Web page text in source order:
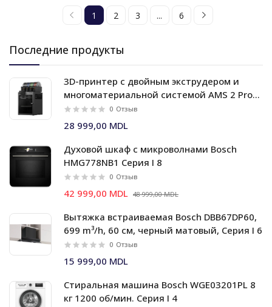
Последние продукты
3D-принтер с двойным экструдером и
многоматериальной системой AMS 2 Pro
Bambu Lab X2D Combo
0 Отзыв
28 999,00 MDL
Духовой шкаф c микроволнами Bosch
HMG778NB1 Серия I 8
0 Отзыв
42 999,00 MDL 48 999,00 MDL
Вытяжка встраиваемая Bosch DBB67DP60,
699 m³/h, 60 см, черный матовый, Серия I 6
0 Отзыв
15 999,00 MDL
Стиральная машина Bosch WGE03201PL 8
кг 1200 об/мин. Серия I 4
1 2 3 ... 6